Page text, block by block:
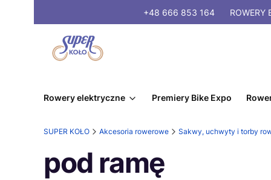
+48 666 853 164 ROWERY
Rowery elektryczne Premiery Bike Expo
SUPER KOŁO Akcesoria rowerowe Sakwy, uchwyty i torby
pod ramę